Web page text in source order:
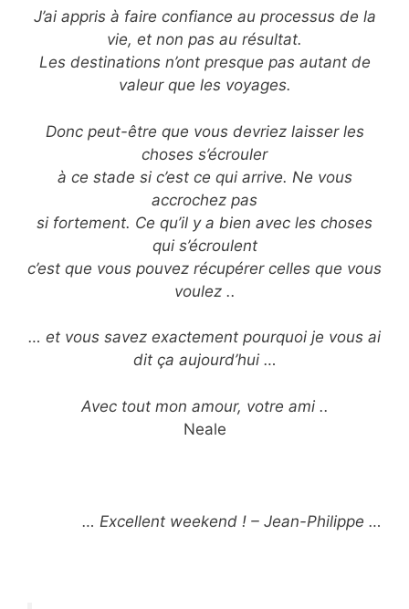
J’ai appris à faire confiance au processus de la
vie, et non pas au résultat.
Les destinations n’ont presque pas autant de
valeur que les voyages.
Donc peut-être que vous devriez laisser les
choses s’écrouler
à ce stade si c’est ce qui arrive. Ne vous
accrochez pas
si fortement. Ce qu’il y a bien avec les choses
qui s’écroulent
c’est que vous pouvez récupérer celles que vous
voulez ..
… et vous savez exactement pourquoi je vous ai
dit ça aujourd’hui …
Avec tout mon amour, votre ami ..
Neale
… Excellent weekend ! – Jean-Philippe …